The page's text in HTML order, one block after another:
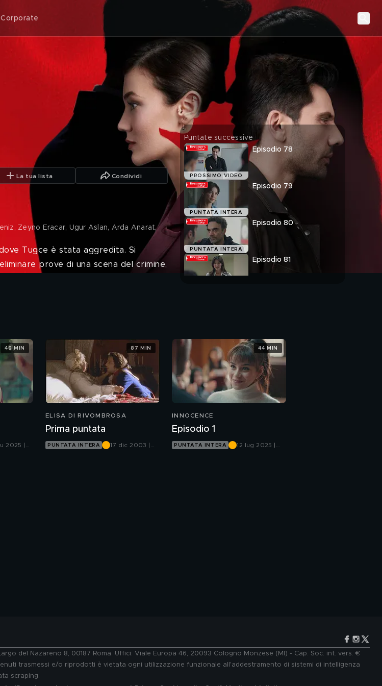
Corporate
La tua lista Condividi
Zeyno Eracar, Ugur Aslan, Arda Anarat,
Tugce è stata aggredita. Si
prove di una scena del crimine,
Puntate successive
PROSSIMO VIDEO
Episodio 78
PUNTATA INTERA
Episodio 79
PUNTATA INTERA
Episodio 80
Episodio 81
2025 |
46 MIN
ELISA DI RIVOMBROSA
Prima puntata
PUNTATA INTERA
17 dic 2003 |
87 MIN
INNOCENCE
Episodio 1
PUNTATA INTERA
12 lug 2025 |
44 MIN
del Nazareno 8, 00187 Roma. Uffici: Viale Europa 46, 20093 Cologno Monzese (MI) - Cap. Soc. int. vers. €
trasmessi e/o riprodotti è vietata ogni utilizzazione funzionale all'addestramento di sistemi di intelligenza
scraping.